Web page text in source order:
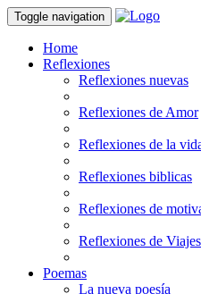
Toggle navigation
Home
Reflexiones
Reflexiones nuevas
Reflexiones de Amor
Reflexiones de la
Reflexiones biblicas
Reflexiones de
Reflexiones de Viajes
Poemas
La nueva poesía